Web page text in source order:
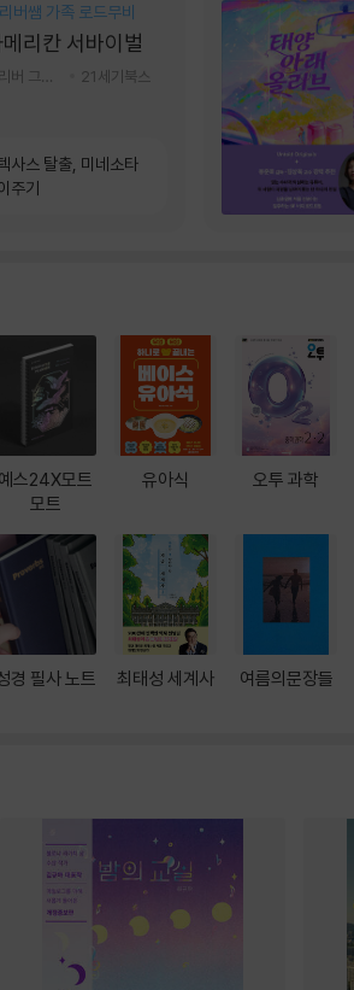
버쌤 가족 로드무비
리칸 서바이벌
21세기북스
사스 탈출, 미네소타
주기
예스24X모트
모트
경 필사 노트
유아식
최태성 세계사
오투 과학
여름의문장들